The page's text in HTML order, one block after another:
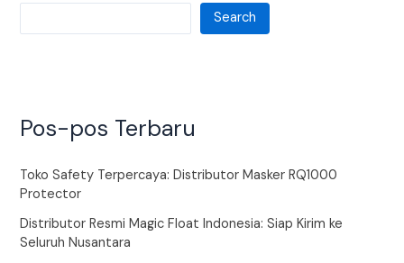
Search
Pos-pos Terbaru
Toko Safety Terpercaya: Distributor Masker RQ1000
Protector
Distributor Resmi Magic Float Indonesia: Siap Kirim ke
Seluruh Nusantara